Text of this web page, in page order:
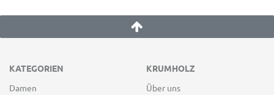
KATEGORIEN
Damen
KRUMHOLZ
Über uns